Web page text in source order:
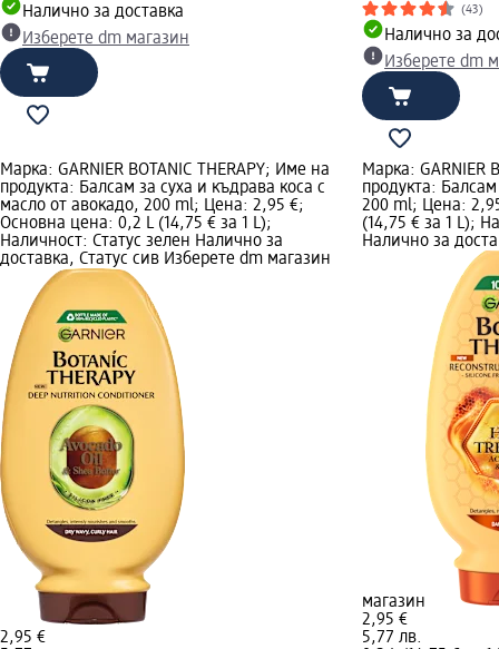
Налично за доставка
Изберете dm магазин
(43)
Налично за
Изберете dm
Марка: GARNIER BOTANIC THERAPY; Име на
продукта: Балсам за суха и къдрава коса с
масло от авокадо, 200 ml; Цена: 2,95 €;
Основна цена: 0,2 L (14,75 € за 1 L);
Наличност: Статус зелен Налично за
доставка, Статус сив Изберете dm магазин
2,95 €
Марка: GARNIER
продукта:
200 ml; Цена:
(14,75 € за 1 L);
Налично за
магазин
2,95 €
5,77 лв.